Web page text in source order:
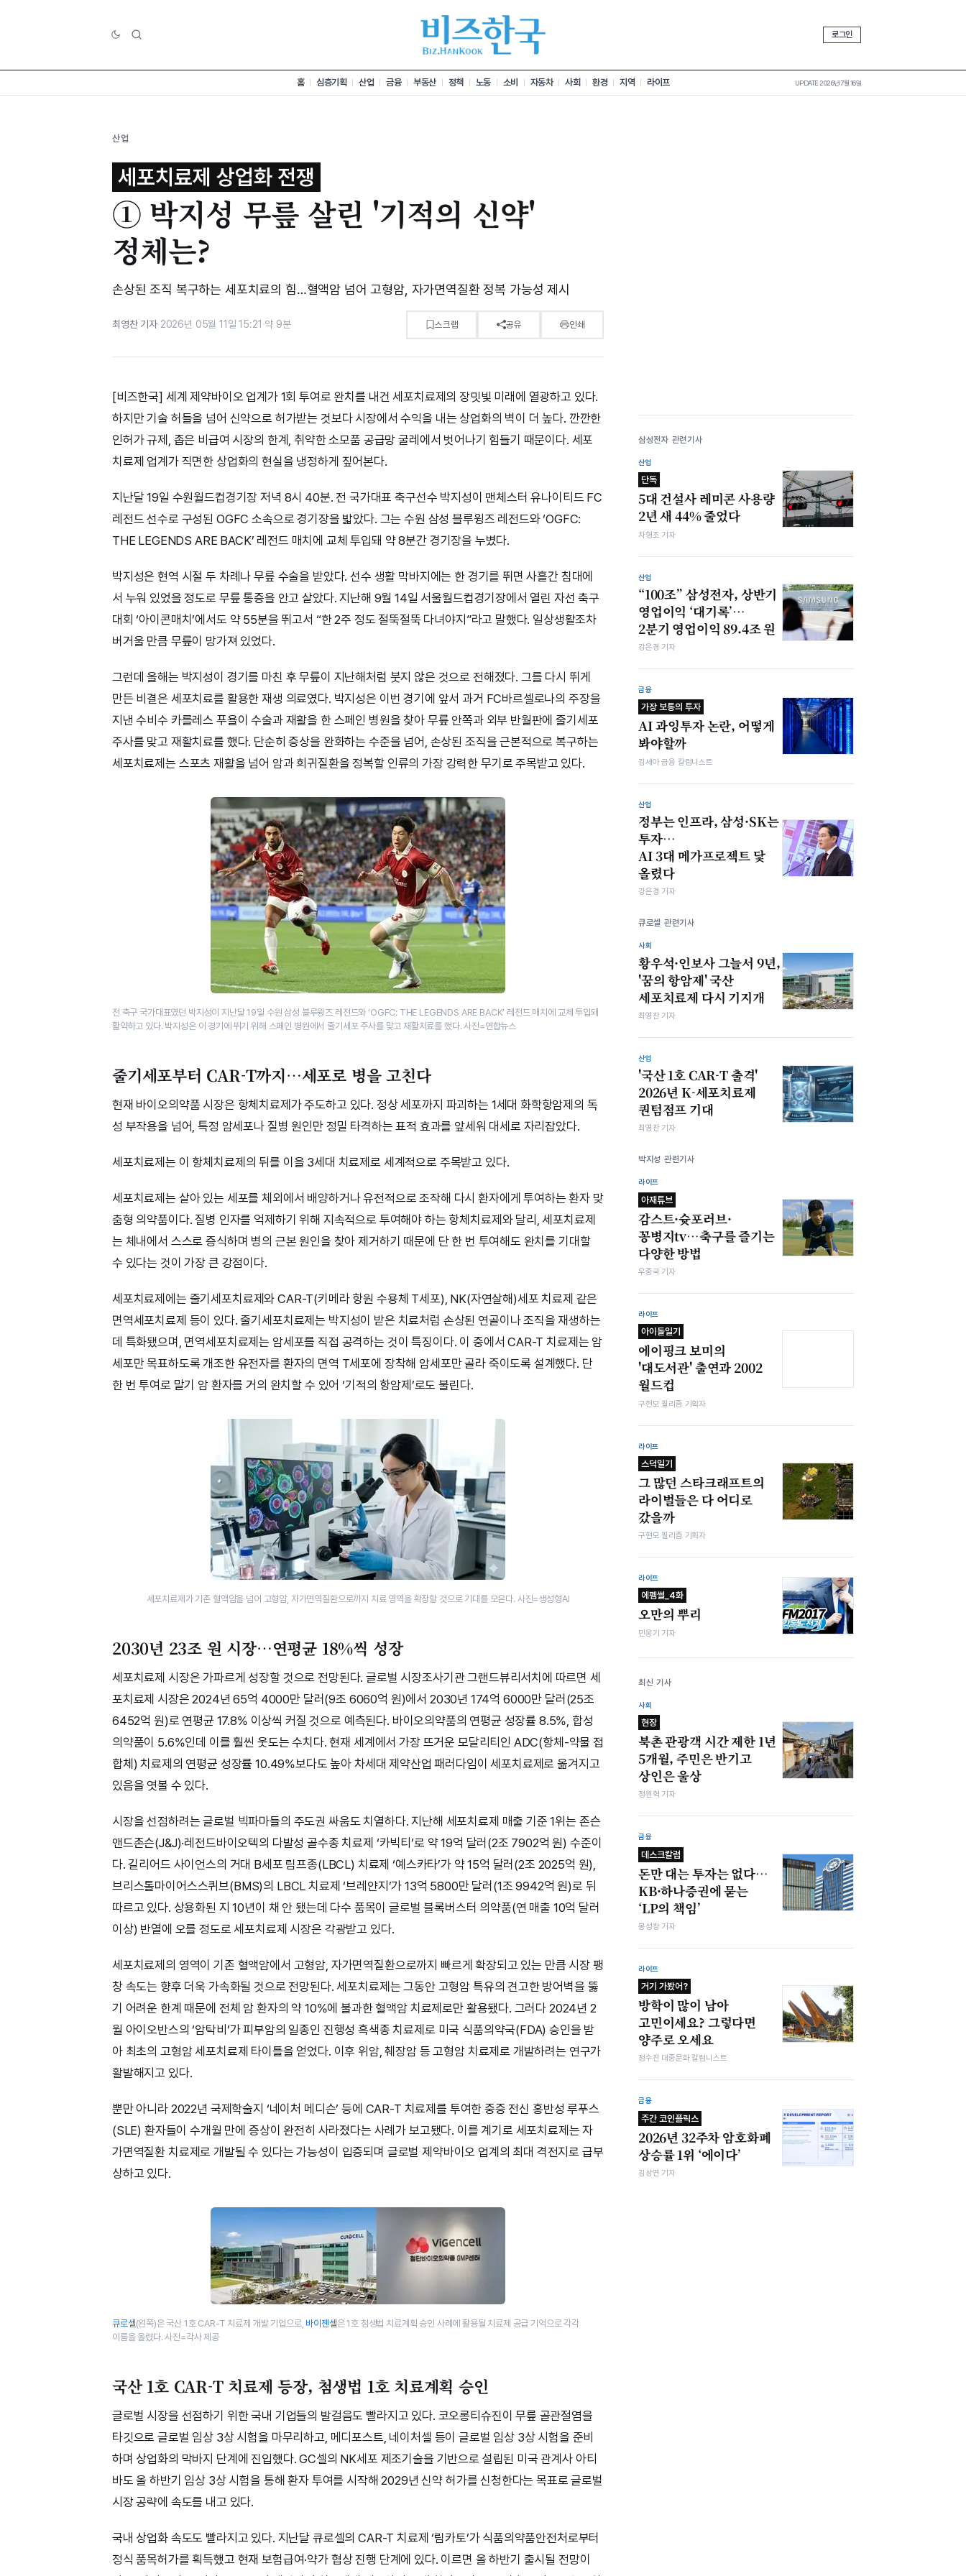
로그인
홈 심층기획 산업 금융 부동산 정책 노동 소비 자동차 사회 환경 지역 라이프 UPDATE 2026년 7월 16일
산업
세포치료제 상업화 전쟁
① 박지성 무릎 살린 '기적의 신약'
정체는?
손상된 조직 복구하는 세포치료의 힘…혈액암 넘어 고형암, 자가면역질환 정복 가능성 제시
최영찬 기자·2026년 05월 11일 15:21 ·약 9분 스크랩 공유 인쇄
[비즈한국] 세계 제약바이오 업계가 1회 투여로 완치를 내건 세포치료제의 장밋빛 미래에 열광하고 있다.
하지만 기술 허들을 넘어 신약으로 허가받는 것보다 시장에서 수익을 내는 상업화의 벽이 더 높다. 깐깐한
인허가 규제, 좁은 비급여 시장의 한계, 취약한 소모품 공급망 굴레에서 벗어나기 힘들기 때문이다. 세포
치료제 업계가 직면한 상업화의 현실을 냉정하게 짚어본다.
지난달 19일 수원월드컵경기장 저녁 8시 40분. 전 국가대표 축구선수 박지성이 맨체스터 유나이티드 FC
레전드 선수로 구성된 OGFC 소속으로 경기장을 밟았다. 그는 수원 삼성 블루윙즈 레전드와 ‘OGFC:
THE LEGENDS ARE BACK’ 레전드 매치에 교체 투입돼 약 8분간 경기장을 누볐다.
박지성은 현역 시절 두 차례나 무릎 수술을 받았다. 선수 생활 막바지에는 한 경기를 뛰면 사흘간 침대에
서 누워 있었을 정도로 무릎 통증을 안고 살았다. 지난해 9월 14일 서울월드컵경기장에서 열린 자선 축구
대회 ‘아이콘매치’에서도 약 55분을 뛰고서 “한 2주 정도 절뚝절뚝 다녀야지”라고 말했다. 일상생활조차
버거울 만큼 무릎이 망가져 있었다.
그런데 올해는 박지성이 경기를 마친 후 무릎이 지난해처럼 붓지 않은 것으로 전해졌다. 그를 다시 뛰게
만든 비결은 세포치료를 활용한 재생 의료였다. 박지성은 이번 경기에 앞서 과거 FC바르셀로나의 주장을
지낸 수비수 카를레스 푸욜이 수술과 재활을 한 스페인 병원을 찾아 무릎 안쪽과 외부 반월판에 줄기세포
주사를 맞고 재활치료를 했다. 단순히 증상을 완화하는 수준을 넘어, 손상된 조직을 근본적으로 복구하는
세포치료제는 스포츠 재활을 넘어 암과 희귀질환을 정복할 인류의 가장 강력한 무기로 주목받고 있다.
전 축구 국가대표였던 박지성이 지난달 19일 수원 삼성 블루윙즈 레전드와 ‘OGFC: THE LEGENDS ARE BACK’ 레전드 매치에 교체 투입돼
활약하고 있다. 박지성은 이 경기에 뛰기 위해 스페인 병원에서 줄기세포 주사를 맞고 재활치료를 했다. 사진=연합뉴스
줄기세포부터 CAR-T까지…세포로 병을 고친다
현재 바이오의약품 시장은 항체치료제가 주도하고 있다. 정상 세포까지 파괴하는 1세대 화학항암제의 독
성 부작용을 넘어, 특정 암세포나 질병 원인만 정밀 타격하는 표적 효과를 앞세워 대세로 자리잡았다.
세포치료제는 이 항체치료제의 뒤를 이을 3세대 치료제로 세계적으로 주목받고 있다.
세포치료제는 살아 있는 세포를 체외에서 배양하거나 유전적으로 조작해 다시 환자에게 투여하는 환자 맞
춤형 의약품이다. 질병 인자를 억제하기 위해 지속적으로 투여해야 하는 항체치료제와 달리, 세포치료제
는 체내에서 스스로 증식하며 병의 근본 원인을 찾아 제거하기 때문에 단 한 번 투여해도 완치를 기대할
수 있다는 것이 가장 큰 강점이다.
세포치료제에는 줄기세포치료제와 CAR-T(키메라 항원 수용체 T세포), NK(자연살해)세포 치료제 같은
면역세포치료제 등이 있다. 줄기세포치료제는 박지성이 받은 치료처럼 손상된 연골이나 조직을 재생하는
데 특화됐으며, 면역세포치료제는 암세포를 직접 공격하는 것이 특징이다. 이 중에서 CAR-T 치료제는 암
세포만 목표하도록 개조한 유전자를 환자의 면역 T세포에 장착해 암세포만 골라 죽이도록 설계했다. 단
한 번 투여로 말기 암 환자를 거의 완치할 수 있어 ‘기적의 항암제’로도 불린다.
세포치료제가 기존 혈액암을 넘어 고형암, 자가면역질환으로까지 치료 영역을 확장할 것으로 기대를 모은다. 사진=생성형AI
2030년 23조 원 시장…연평균 18%씩 성장
세포치료제 시장은 가파르게 성장할 것으로 전망된다. 글로벌 시장조사기관 그랜드뷰리서치에 따르면 세
포치료제 시장은 2024년 65억 4000만 달러(9조 6060억 원)에서 2030년 174억 6000만 달러(25조
6452억 원)로 연평균 17.8% 이상씩 커질 것으로 예측된다. 바이오의약품의 연평균 성장률 8.5%, 합성
의약품이 5.6%인데 이를 훨씬 웃도는 수치다. 현재 세계에서 가장 뜨거운 모달리티인 ADC(항체-약물 접
합체) 치료제의 연평균 성장률 10.49%보다도 높아 차세대 제약산업 패러다임이 세포치료제로 옮겨지고
있음을 엿볼 수 있다.
시장을 선점하려는 글로벌 빅파마들의 주도권 싸움도 치열하다. 지난해 세포치료제 매출 기준 1위는 존슨
앤드존슨(J&J)·레전드바이오텍의 다발성 골수종 치료제 ‘카빅티’로 약 19억 달러(2조 7902억 원) 수준이
다. 길리어드 사이언스의 거대 B세포 림프종(LBCL) 치료제 ‘예스카타’가 약 15억 달러(2조 2025억 원),
브리스톨마이어스스퀴브(BMS)의 LBCL 치료제 ‘브레얀지’가 13억 5800만 달러(1조 9942억 원)로 뒤
따르고 있다. 상용화된 지 10년이 채 안 됐는데 다수 품목이 글로벌 블록버스터 의약품(연 매출 10억 달러
이상) 반열에 오를 정도로 세포치료제 시장은 각광받고 있다.
세포치료제의 영역이 기존 혈액암에서 고형암, 자가면역질환으로까지 빠르게 확장되고 있는 만큼 시장 팽
창 속도는 향후 더욱 가속화될 것으로 전망된다. 세포치료제는 그동안 고형암 특유의 견고한 방어벽을 뚫
기 어려운 한계 때문에 전체 암 환자의 약 10%에 불과한 혈액암 치료제로만 활용됐다. 그러다 2024년 2
월 아이오반스의 ‘암탁비’가 피부암의 일종인 진행성 흑색종 치료제로 미국 식품의약국(FDA) 승인을 받
아 최초의 고형암 세포치료제 타이틀을 얻었다. 이후 위암, 췌장암 등 고형암 치료제로 개발하려는 연구가
활발해지고 있다.
뿐만 아니라 2022년 국제학술지 ‘네이처 메디슨’ 등에 CAR-T 치료제를 투여한 중증 전신 홍반성 루푸스
(SLE) 환자들이 수개월 만에 증상이 완전히 사라졌다는 사례가 보고됐다. 이를 계기로 세포치료제는 자
가면역질환 치료제로 개발될 수 있다는 가능성이 입증되며 글로벌 제약바이오 업계의 최대 격전지로 급부
상하고 있다.
큐로셀(왼쪽)은 국산 1호 CAR-T 치료제 개발 기업으로, 바이젠셀은 1호 첨생법 치료계획 승인 사례에 활용될 치료제 공급 기억으로 각각
이름을 올렸다. 사진=각사 제공
국산 1호 CAR-T 치료제 등장, 첨생법 1호 치료계획 승인
글로벌 시장을 선점하기 위한 국내 기업들의 발걸음도 빨라지고 있다. 코오롱티슈진이 무릎 골관절염을
타깃으로 글로벌 임상 3상 시험을 마무리하고, 메디포스트, 네이처셀 등이 글로벌 임상 3상 시험을 준비
하며 상업화의 막바지 단계에 진입했다. GC셀의 NK세포 제조기술을 기반으로 설립된 미국 관계사 아티
바도 올 하반기 임상 3상 시험을 통해 환자 투여를 시작해 2029년 신약 허가를 신청한다는 목표로 글로벌
시장 공략에 속도를 내고 있다.
국내 상업화 속도도 빨라지고 있다. 지난달 큐로셀의 CAR-T 치료제 ‘림카토’가 식품의약품안전처로부터
정식 품목허가를 획득했고 현재 보험급여·약가 협상 진행 단계에 있다. 이르면 올 하반기 출시될 전망이
삼성전자 관련기사
산업
단독
5대 건설사 레미콘 사용량
2년 새 44% 줄었다
차형조 기자
산업
“100조” 삼성전자, 상반기
영업이익 ‘대기록’…
2분기 영업이익 89.4조 원
강은경 기자
금융
가장 보통의 투자
AI 과잉투자 논란, 어떻게
봐야할까
김세아 금융 칼럼니스트
산업
정부는 인프라, 삼성·SK는
투자…
AI 3대 메가프로젝트 닻
올렸다
강은경 기자
큐로셀 관련기사
사회
황우석·인보사 그늘서 9년,
'꿈의 항암제' 국산
세포치료제 다시 기지개
최영찬 기자
산업
'국산 1호 CAR-T 출격'
2026년 K-세포치료제
퀀텀점프 기대
최영찬 기자
박지성 관련기사
라이프
아재튜브
감스트·슛포러브·
꽁병지tv…축구를 즐기는
다양한 방법
우종국 기자
라이프
아이돌일기
에이핑크 보미의
'대도서관' 출연과 2002
월드컵
구현모 필리즘 기획자
라이프
스덕일기
그 많던 스타크래프트의
라이벌들은 다 어디로
갔을까
구현모 필리즘 기획자
라이프
에펨썰_4화
오만의 뿌리
민웅기 기자
최신 기사
사회
현장
북촌 관광객 시간 제한 1년
5개월, 주민은 반기고
상인은 울상
정원혁 기자
금융
데스크칼럼
돈만 대는 투자는 없다…
KB·하나증권에 묻는
‘LP의 책임’
봉성창 기자
라이프
거기 가봤어?
방학이 많이 남아
고민이세요? 그렇다면
양주로 오세요
정수진 대중문화 칼럼니스트
금융
주간 코인플릭스
2026년 32주차 암호화폐
상승률 1위 ‘에이다’
김상연 기자